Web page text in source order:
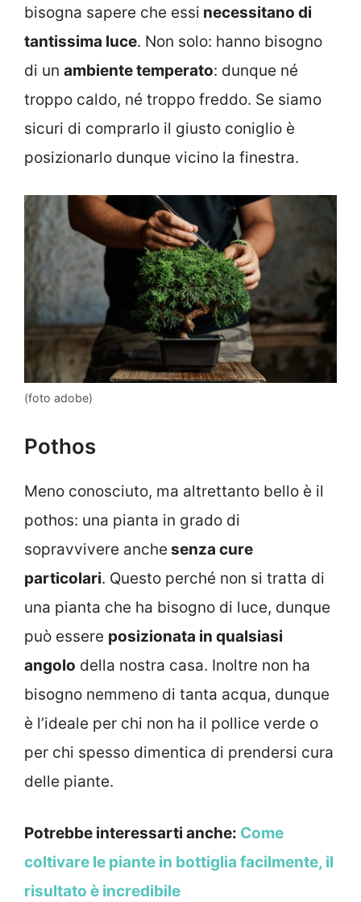
bisogna sapere che essi necessitano di
tantissima luce. Non solo: hanno bisogno
di un ambiente temperato: dunque né
troppo caldo, né troppo freddo. Se siamo
sicuri di comprarlo il giusto coniglio è
posizionarlo dunque vicino la finestra.
(foto adobe)
Pothos
Meno conosciuto, ma altrettanto bello è il
pothos: una pianta in grado di
sopravvivere anche senza cure
particolari. Questo perché non si tratta di
una pianta che ha bisogno di luce, dunque
può essere posizionata in qualsiasi
angolo della nostra casa. Inoltre non ha
bisogno nemmeno di tanta acqua, dunque
è l’ideale per chi non ha il pollice verde o
per chi spesso dimentica di prendersi cura
delle piante.
Potrebbe interessarti anche: Come
coltivare le piante in bottiglia facilmente, il
risultato è incredibile